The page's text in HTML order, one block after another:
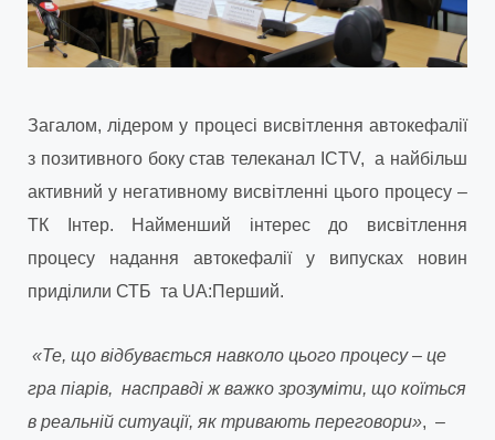
Загалом, лідером у процесі висвітлення автокефалії
з позитивного боку став телеканал ICTV, а найбільш
активний у негативному висвітленні цього процесу –
ТК Інтер. Найменший інтерес до висвітлення
процесу надання автокефалії у випусках новин
приділили СТБ та UA:Перший.
«Те, що відбувається навколо цього процесу – це
гра піарів, насправді ж важко зрозуміти, що коїться
в реальній ситуації, як тривають переговори», –